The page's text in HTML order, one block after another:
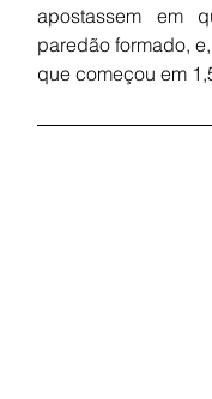
apostassem em
paredão formado,
que começou em